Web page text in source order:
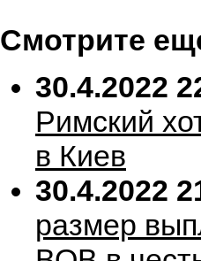
Смотрите
30.4.2022
Римский
в Киев
30.4.2022
размер